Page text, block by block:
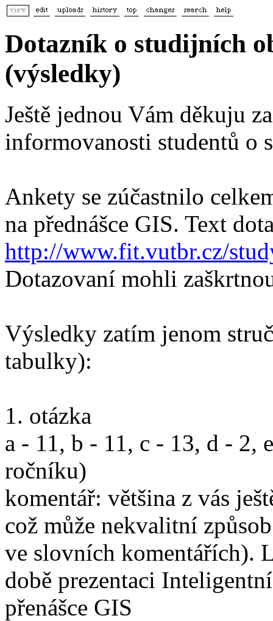
Dotazník o studijních
(výsledky)
Ještě jednou Vám děkuju
informovanosti studentů o
Ankety se zúčastnilo
na přednášce GIS. Text
http://www.fit.vutbr.cz/
Dotazovaní mohli
Výsledky zatím jenom
tabulky):
1. otázka
a - 11, b - 11, c - 13, d - 2,
ročníku)
komentář: většina z vás
což může nekvalitní
ve slovních komentářích).
době prezentaci
přenášce GIS